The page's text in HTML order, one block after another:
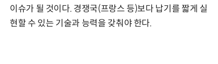
이슈가 될 것이다. 경쟁국(프랑스 등)보다 납기를 짧게 실
현할 수 있는 기술과 능력을 갖춰야 한다.